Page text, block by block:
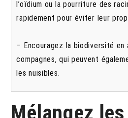
l’oïdium ou la pourriture des
rapidement pour éviter leur
– Encouragez la biodiversité
compagnes, qui peuvent
les nuisibles.
Mélangez